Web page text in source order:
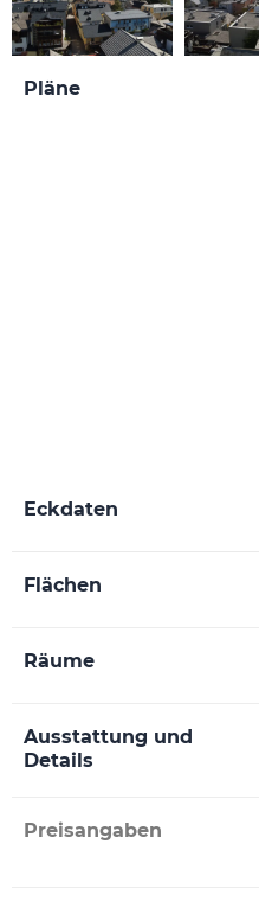
Pläne
Eckdaten
Flächen
Räume
Ausstattung und
Details
Preisangaben